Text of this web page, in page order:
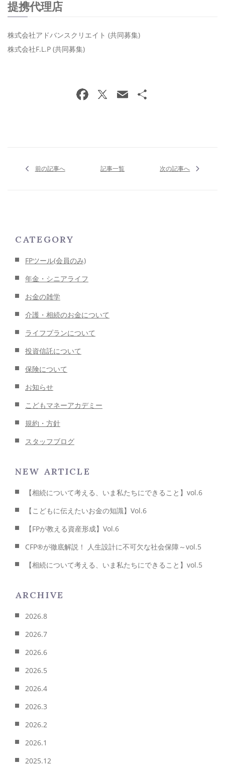
提携代理店
株式会社アドバンスクリエイト (共同募集)
株式会社F.L.P (共同募集)
前の記事へ 記事一覧 次の記事へ
CATEGORY
FPツール(会員のみ)
年金・シニアライフ
お金の雑学
介護・相続のお金について
ライフプランについて
投資信託について
保険について
お知らせ
こどもマネーアカデミー
規約・方針
スタッフブログ
NEW ARTICLE
【相続について考える、いま私たちにできること】vol.6
【こどもに伝えたいお金の知識】Vol.6
【FPが教える資産形成】Vol.6
CFP®が徹底解説！ 人生設計に不可欠な社会保障～vol.5
【相続について考える、いま私たちにできること】vol.5
ARCHIVE
2026.8
2026.7
2026.6
2026.5
2026.4
2026.3
2026.2
2026.1
2025.12